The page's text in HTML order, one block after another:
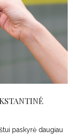
paskyrė daugiau